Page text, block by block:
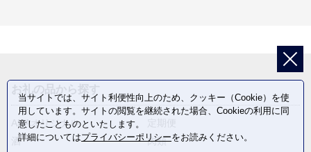
ANAオリジナル
酒
肉類
当サイトでは、サイト利便性向上のため、クッキー（Cookie）を使
用しています。サイトの閲覧を継続された場合、Cookieの利用に同
意したことものといたします。
詳細についてはプライバシーポリシーをお読みください。